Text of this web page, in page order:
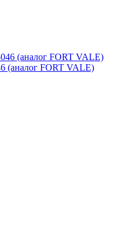
(аналог FORT VALE)